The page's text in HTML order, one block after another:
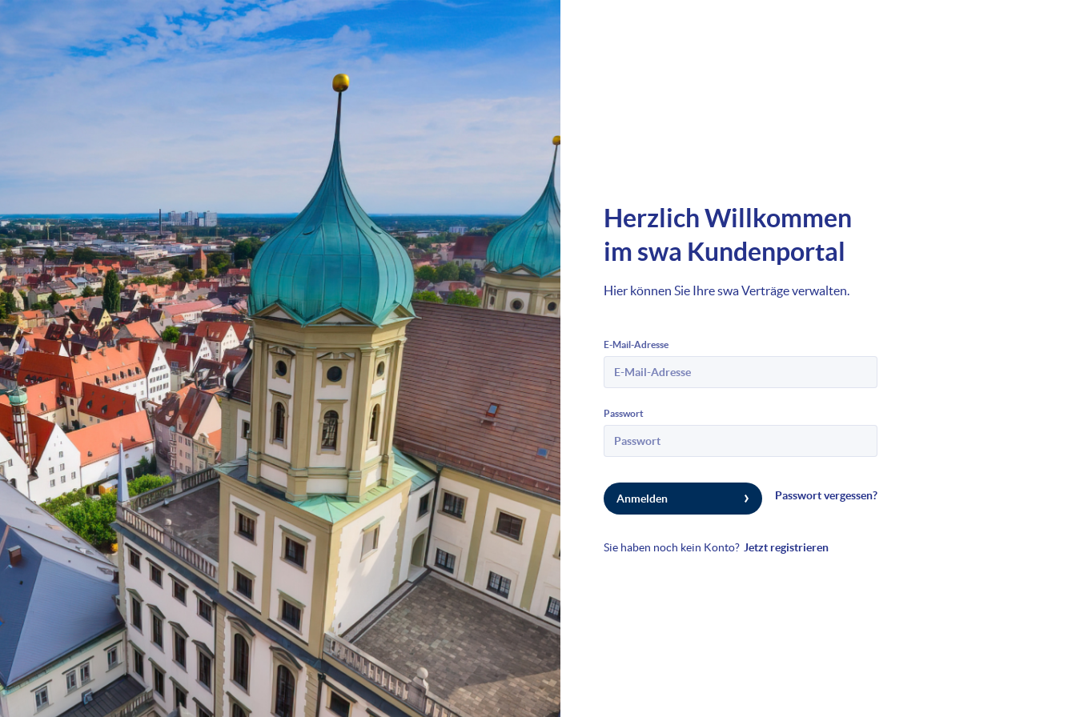
Herzlich Willkommen
im swa Kundenportal
Hier können Sie Ihre swa Verträge verwalten.
E-Mail-Adresse
Passwort
Anmelden Passwort vergessen?
Sie haben noch kein Konto? Jetzt registrieren